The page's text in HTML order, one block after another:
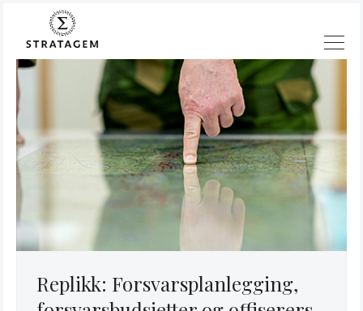
Søk
Stratagem
Replikk: Forsvarsplanlegging,